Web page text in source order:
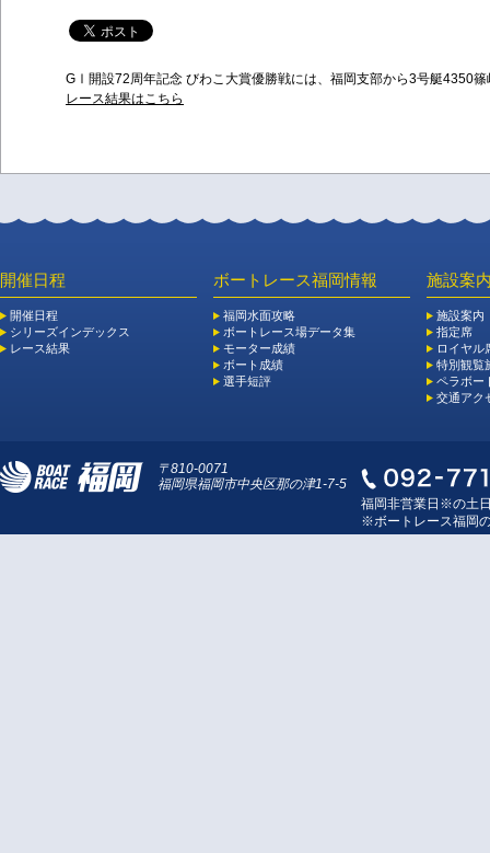
GⅠ開設72周年記念 びわこ大賞優勝戦には、福岡支部から3号艇4350
レース結果はこちら
開催日程
開催日程
シリーズインデックス
レース結果
ボートレース福岡情報
福岡水面攻略
ボートレース場データ集
モーター成績
ボート成績
選手短評
施設案
施設案内
指定席
ロイヤル
特別観覧
ペラボー
交通アク
〒810-0071
福岡県福岡市中央区那の津1-7-5
福岡非営業日※の土
※ボートレース福岡